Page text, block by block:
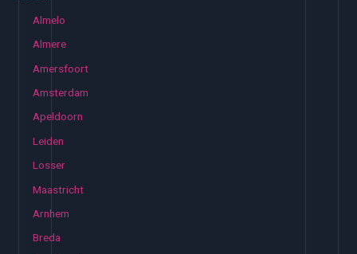
Almelo
Almere
Amersfoort
Amsterdam
Apeldoorn
Leiden
Losser
Maastricht
Arnhem
Breda